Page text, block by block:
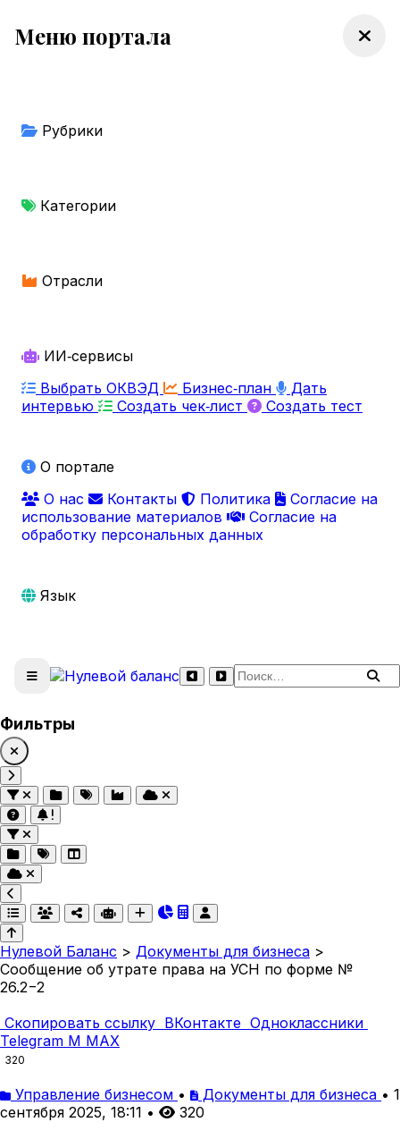
Меню портала
Рубрики
Категории
Отрасли
ИИ‑сервисы
Выбрать ОКВЭД
Бизнес‑план
Дать
интервью
Создать чек‑лист Создать тест
О портале
О нас
Контакты Политика
Согласие на
использование материалов
Согласие на
обработку персональных данных
Язык
Поиск по сайту
Фильтры
Нулевой Баланс > Документы для бизнеса >
Сообщение об утрате права на УСН по форме №
26.2−2
Скопировать ссылку ВКонтакте Одноклассники
Telegram M MAX
320
Управление бизнесом • Документы для бизнеса • 1
сентября 2025, 18:11 • 320